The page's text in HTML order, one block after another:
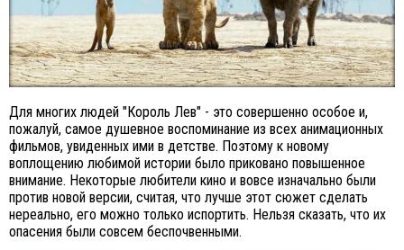
Для многих людей "Король Лев" - это совершенно особое и,
пожалуй, самое душевное воспоминание из всех анимационных
фильмов, увиденных ими в детстве. Поэтому к новому
воплощению любимой истории было приковано повышенное
внимание. Некоторые любители кино и вовсе изначально были
против новой версии, считая, что лучше этот сюжет сделать
нереально, его можно только испортить. Нельзя сказать, что их
опасения были совсем беспочвенными.